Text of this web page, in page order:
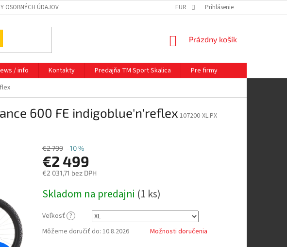
OSOBNÝCH ÚDAJOV EUR Prihlásenie
NÁKUPNÝ
Prázdny košík
/ info Kontakty Predajňa TM Sport Skalica
Pre firmy
600 FE indigoblue'n'reflex 107200-XL.PX
€2 799 –10 %
€2 499
€2 031,71 bez DPH
cena:
Skladom na predajni (1 ks)
Veľkosť ?
Môžeme doručiť do: 10.8.2026 Možnosti doručenia